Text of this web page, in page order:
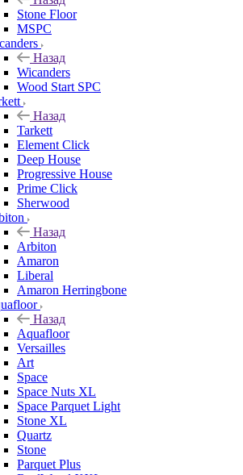
Stone Floor
MSPC
Назад
Wicanders
Wood Start SPC
Назад
Tarkett
Element Click
Deep House
Progressive House
Prime Click
Sherwood
Назад
Arbiton
Amaron
Liberal
Amaron Herringbone
Назад
Aquafloor
Versailles
Art
Space
Space Nuts XL
Space Parquet Light
Stone XL
Quartz
Stone
Parquet Plus